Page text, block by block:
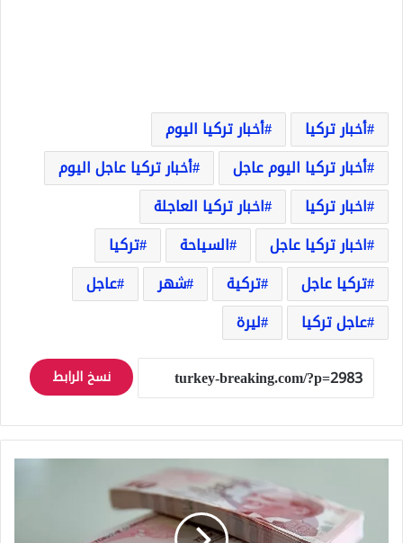
أخبار تركيا
أخبار تركيا اليوم
أخبار تركيا اليوم عاجل
أخبار تركيا عاجل اليوم
اخبار تركيا
اخبار تركيا العاجلة
اخبار تركيا عاجل
السياحة
تركيا
تركيا عاجل
تركية شهر
عاجل
عاجل تركيا
ليرة
نسخ الرابط
التركية